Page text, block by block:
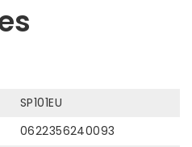
SP101EU
0622356240093